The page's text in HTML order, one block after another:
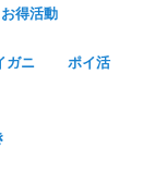
お得活動
ガニ
ポイ活